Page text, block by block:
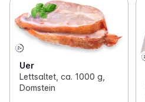
Uer
Lettsaltet, ca. 1000 g,
Domstein